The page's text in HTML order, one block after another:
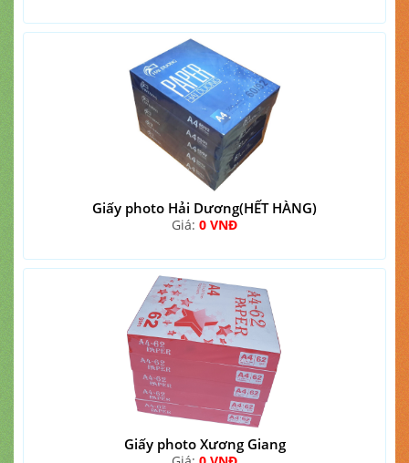
Giấy photo Hải Dương(HẾT HÀNG)
Giá: 0 VNĐ
Giấy photo Xương Giang